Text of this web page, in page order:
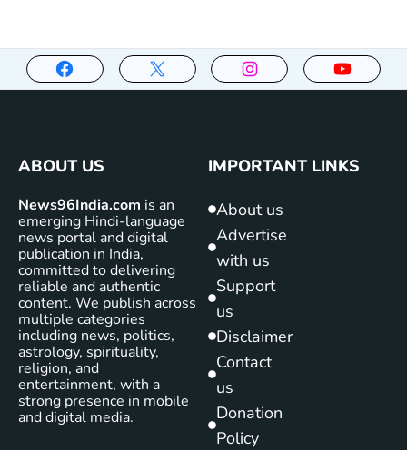
ABOUT US
News96India.com is an
emerging Hindi-language
news portal and digital
publication in India,
committed to delivering
reliable and authentic
content. We publish across
multiple categories
including news, politics,
astrology, spirituality,
religion, and
entertainment, with a
strong presence in mobile
and digital media.
IMPORTANT LINKS
About us
Advertise
with us
Support
us
Disclaimer
Contact
us
Donation
Policy